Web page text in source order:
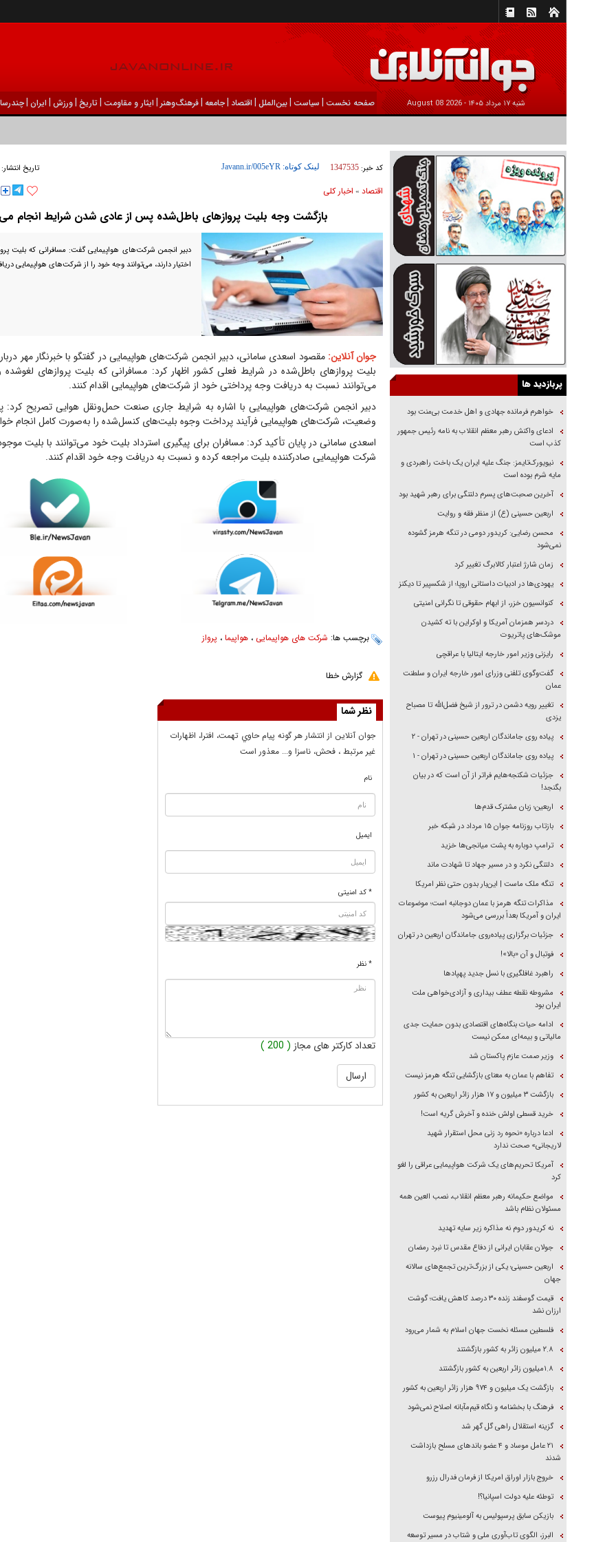
شنبه ۱۷ مرداد ۱۴۰۵ - 2026 August 08 صفحه نخست | سیاست |بين‌الملل | اقتصاد |جامعه |فرهنگ‌و‌هنر | ایثار و مقاومت |تاریخ |ورزش | ايران |
کد خبر: 1347535 لینک کوتاه: تاریخ
اقتصاد» اخبار کلی
بازگشت وجه بلیت پروازهای باطل‌شده پس از عادی شدن شرایط انجام
دبیر انجمن شرکت‌های هواپیمایی گفت: مسافرانی که بلیت
اختیار دارند، می‌توانند وجه خود را از شرکت‌های هواپیمایی
جوان آنلاین:مقصود اسعدی سامانی، دبیر انجمن شرکت‌های هواپیمایی در گفتگو با خبرنگار مهر
بلیت پروازهای باطل‌شده در شرایط فعلی کشور اظهار کرد: مسافرانی که بلیت پروازهای لغوشده را
می‌توانند نسبت به دریافت وجه پرداختی خود از شرکت‌های هواپیمایی اقدام کنند.
دبیر انجمن شرکت‌های هواپیمایی با اشاره به شرایط جاری صنعت حمل‌ونقل هوایی تصریح
وضعیت، شرکت‌های هواپیمایی فرآیند پرداخت وجوه بلیت‌های کنسل‌شده را به‌صورت کامل انجام
اسعدی سامانی در پایان تأکید کرد: مسافران برای پیگیری استرداد بلیت خود می‌توانند با بلیت
شرکت هواپیمایی صادرکننده بلیت مراجعه کرده و نسبت به دریافت وجه خود اقدام کنند.
برچسب ها: شرکت های هواپیمایی ، هواپیما، پرواز
گزارش خطا
نظر شما
جوان آنلاين از انتشار هر گونه پيام حاوي تهمت، افترا، اظهارات
غير مرتبط ، فحش، ناسزا و... معذور است
نام
ایمیل
* کد امنیتی
* نظر
تعداد کارکتر های مجاز ( 200 )
پربازدید ها
خواهرم فرمانده جهادی و اهل خدمت بی‌منت بود
ادعای واکنش رهبر معظم انقلاب به نامه رئیس جمهور
کذب است
نیویورک‌تایمز: جنگ علیه ایران یک باخت راهبردی و
مایه شرم بوده است
آخرین صحبت‌های پسرم دلتنگی برای رهبر شهید بود
اربعین حسینی (ع) از منظر فقه و روایت
محسن رضایی: کریدور دومی در تنگه هرمز گشوده
نمی‌شود
زمان شارژ اعتبار کالابرگ تغییر کرد
یهودی‌ها در ادبیات داستانی اروپا؛ از شکسپیر تا دیکنز
کنوانسیون خزر، از ابهام حقوقی تا نگرانی امنیتی
دردسر همزمان آمریکا و اوکراین با ته کشیدن
موشک‌های پاتریوت
رایزنی وزیر امور خارجه ایتالیا با عراقچی
گفت‌وگوی تلفنی وزرای امور خارجه ایران و سلطنت
عمان
تغییر رویه دشمن در ترور از شیخ فضل‌الله تا مصباح
یزدی
پیاده روی جاماندگان اربعین حسینی در تهران - ۲
پیاده روی جاماندگان اربعین حسینی در تهران - ۱
جزئیات شکنجه‌هایم فراتر از آن است که در بیان
بگنجد!
اربعین؛ زبان مشترک قدم‌ها
بازتاب روزنامه جوان ۱۵ مرداد در شبکه خبر
ترامپ دوباره به پشت میانجی‌ها خزید
دلتنگی نکرد و در مسیر جهاد تا شهادت ماند
تنگه ملک ماست | این‌بار بدون حتی نظر امریکا
مذاکرات تنگه هرمز با عمان دوجانبه است؛ موضوعات
ایران و آمریکا بعداً بررسی می‌شود
جزئیات برگزاری پیاده‌روی جاماندگان اربعین در تهران
فوتبال و آن «بالا»!
راهبرد غافلگیری با نسل جدید پهپاد‌ها
مشروطه نقطه عطف بیداری و آزادی‌خواهی ملت
ایران بود
ادامه حیات بنگاه‌های اقتصادی بدون حمایت جدی
مالیاتی و بیمه‌ای ممکن نیست
وزیر صمت عازم پاکستان شد
تفاهم با عمان به معنای بازگشایی تنگه هرمز نیست
بازگشت ۳ میلیون و ۱۷ هزار زائر اربعین به کشور
خرید قسطی اولش خنده و آخرش گریه است!
ادعا درباره «نحوه رد زنی محل استقرار شهید
لاریجانی» صحت ندارد
آمریکا تحریم‌های یک شرکت هواپیمایی عراقی را لغو
کرد
مواضع حکیمانه رهبر معظم انقلاب، نصب العین همه
مسئولان نظام باشد
نه کریدور دوم نه مذاکره زیر سایه تهدید
جولان عقابان ایرانی از دفاع مقدس تا نبرد رمضان
اربعین حسینی؛ یکی از بزرگ‌ترین تجمع‌های سالانه
جهان
قیمت گوسفند زنده ۳۰ درصد کاهش یافت؛ گوشت
ارزان نشد
فلسطین مسئله نخست جهان اسلام به شمار می‌رود
۲.۸ میلیون زائر به کشور بازگشتند
۱.۸میلیون زائر اربعین به کشور بازگشتند
بازگشت یک میلیون و ۹۷۴ هزار زائر اربعین به کشور
فرهنگ با بخشنامه و نگاه قیم‌مآبانه اصلاح نمی‌شود
گزینه استقلال راهی گل گهر شد
۲۱ عامل موساد و ۴ عضو باند‌های مسلح بازداشت
شدند
خروج بازار اوراق امریکا از فرمان فدرال رزرو
توطئه علیه دولت اسپانیا؟!
بازیکن سابق پرسپولیس به آلومینیوم پیوست
البرز، الگوی تاب‌آوری ملی و شتاب در مسیر توسعه